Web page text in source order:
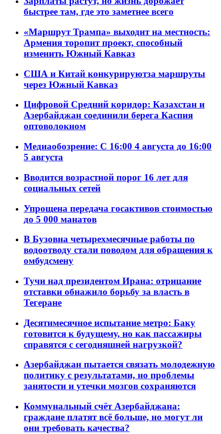
быстрее там, где это заметнее всего
«Маршрут Трампа» выходит на местность:
Армения торопит проект, способный
изменить Южный Кавказ
США и Китай конкурируютза маршруты
через Южный Кавказ
Цифровой Средний коридор: Казахстан и
Азербайджан соединили берега Каспия
оптоволокном
Медиаобозрение: С 16:00 4 августа до 16:00
5 августа
Вводится возрастной порог 16 лет для
социальных сетей
Упрощена передача госактивов стоимостью
до 5 000 манатов
В Бузовна четырехмесячные работы по
водоотводу стали поводом для обращения к
омбудсмену
Тучи над президентом Ирана: отрицание
отставки обнажило борьбу за власть в
Тегеране
Десятимесячное испытание метро: Баку
готовится к будущему, но как пассажиры
справятся с сегодняшней нагрузкой?
Азербайджан пытается связать молодежную
политику с результатами, но проблемы
занятости и утечки мозгов сохраняются
Коммунальный счёт Азербайджана:
граждане платят всё больше, но могут ли
они требовать качества?